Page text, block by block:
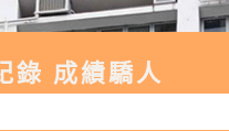
錄 成績驕人